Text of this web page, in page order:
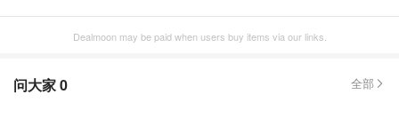
Dealmoon may be paid when users buy items via our links.
问大家0 全部